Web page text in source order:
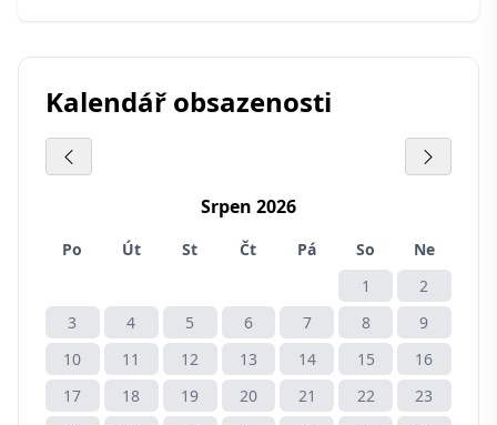
Kalendář obsazenosti
Srpen 2026
Po Út St Čt Pá So
Ne
1
2
3
4 5 6 7 8
9
10
11 12 13 14 15
16
17
18 19 20 21 22
23